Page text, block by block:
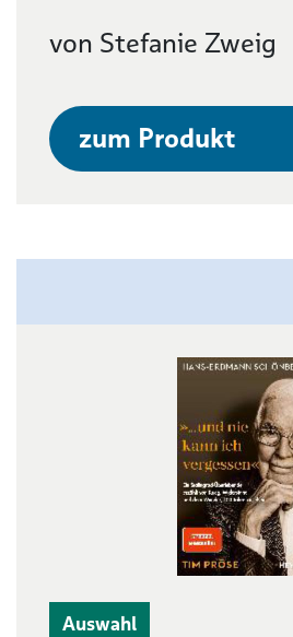
von Stefanie Zweig
zum Produkt
Auswahl